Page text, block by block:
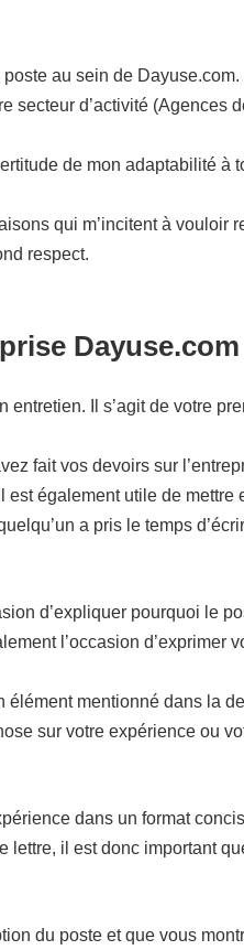
au sein de Dayuse.com.
d’activité (Agences
de mon adaptabilité à
qui m’incitent à vouloir
respect.
Dayuse.com
Il s’agit de votre
fait vos devoirs sur
également utile de
a pris le temps
d’expliquer pourquoi le
l’occasion
mentionné dans la
sur votre expérience ou
dans un format
il est donc important
du poste et que vous